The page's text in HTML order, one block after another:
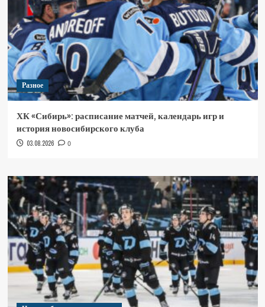
Разное
ХК «Сибирь»: расписание матчей, календарь игр и
история новосибирского клуба
03.08.2026 0